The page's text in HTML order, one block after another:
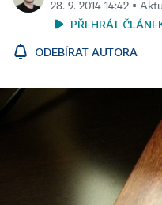
28. 9. 2014 14:42 ▪
PŘEHRÁT
ODEBÍRAT AUTORA